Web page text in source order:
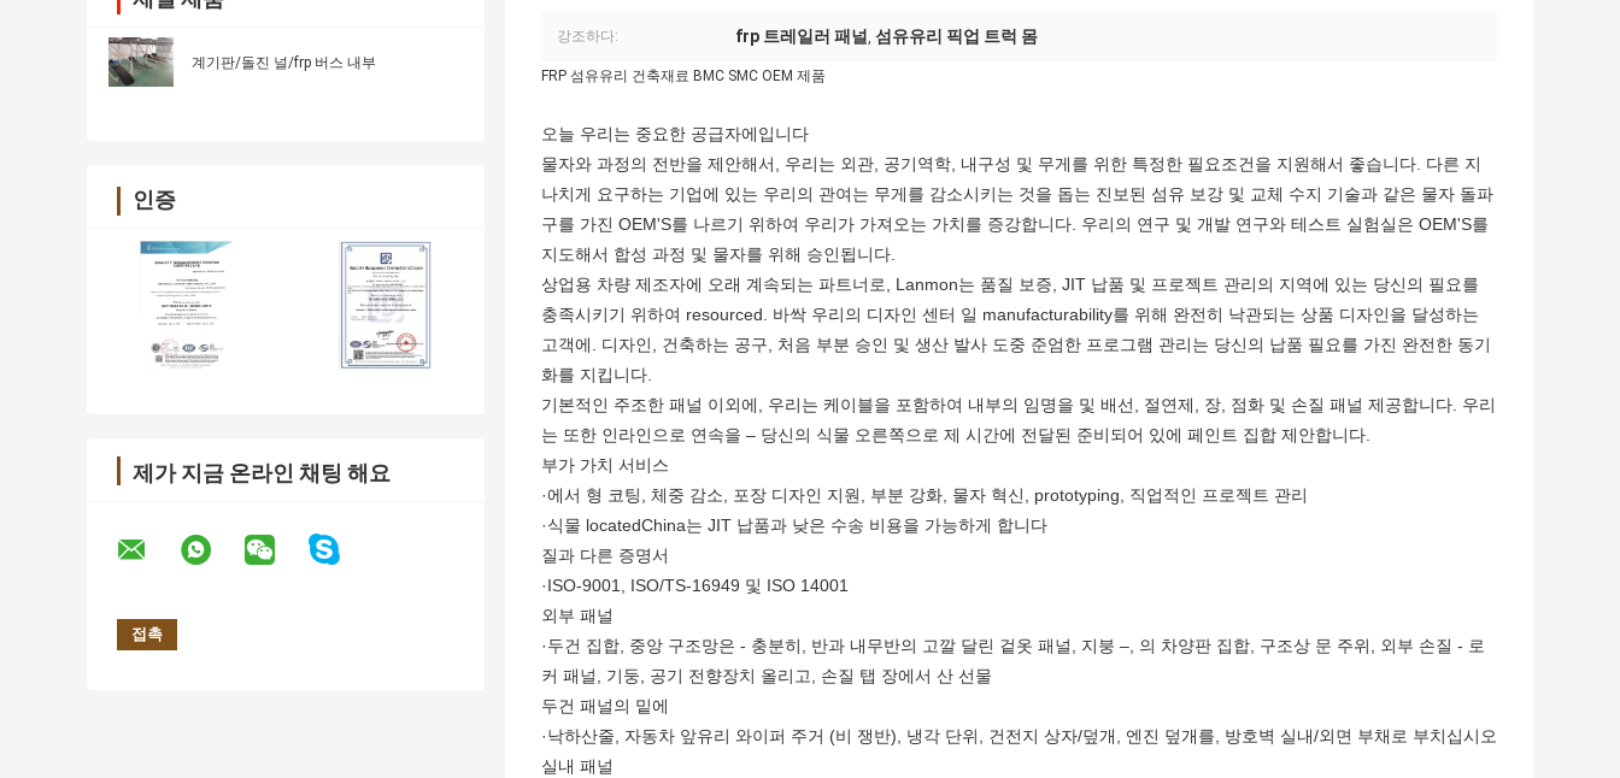
계기판/돌진 널/frp 버스 내부
인증
제가 지금 온라인 채팅 해요
강조하다: frp 트레일러 패널, 섬유유리 픽업 트럭 몸
FRP 섬유유리 건축재료 BMC SMC OEM 제품
오늘 우리는 중요한 공급자에입니다
물자와 과정의 전반을 제안해서, 우리는 외관, 공기역학, 내구성 및 무게를 위한 특정한 필요조건을 지원해서 좋습니다. 다른 지
나치게 요구하는 기업에 있는 우리의 관여는 무게를 감소시키는 것을 돕는 진보된 섬유 보강 및 교체 수지 기술과 같은 물자 돌파
구를 가진 OEM'S를 나르기 위하여 우리가 가져오는 가치를 증강합니다. 우리의 연구 및 개발 연구와 테스트 실험실은 OEM'S를
지도해서 합성 과정 및 물자를 위해 승인됩니다.
상업용 차량 제조자에 오래 계속되는 파트너로, Lanmon는 품질 보증, JIT 납품 및 프로젝트 관리의 지역에 있는 당신의 필요를
충족시키기 위하여 resourced. 바싹 우리의 디자인 센터 일 manufacturability를 위해 완전히 낙관되는 상품 디자인을 달성하는
고객에. 디자인, 건축하는 공구, 처음 부분 승인 및 생산 발사 도중 준엄한 프로그램 관리는 당신의 납품 필요를 가진 완전한 동기
화를 지킵니다.
기본적인 주조한 패널 이외에, 우리는 케이블을 포함하여 내부의 임명을 및 배선, 절연제, 장, 점화 및 손질 패널 제공합니다. 우리
는 또한 인라인으로 연속을 – 당신의 식물 오른쪽으로 제 시간에 전달된 준비되어 있에 페인트 집합 제안합니다.
부가 가치 서비스
·에서 형 코팅, 체중 감소, 포장 디자인 지원, 부분 강화, 물자 혁신, prototyping, 직업적인 프로젝트 관리
·식물 locatedChina는 JIT 납품과 낮은 수송 비용을 가능하게 합니다
질과 다른 증명서
·ISO-9001, ISO/TS-16949 및 ISO 14001
외부 패널
·두건 집합, 중앙 구조망은 - 충분히, 반과 내무반의 고깔 달린 겉옷 패널, 지붕 –, 의 차양판 집합, 구조상 문 주위, 외부 손질 - 로
커 패널, 기둥, 공기 전향장치 올리고, 손질 탭 장에서 산 선물
두건 패널의 밑에
·낙하산줄, 자동차 앞유리 와이퍼 주거 (비 쟁반), 냉각 단위, 건전지 상자/덮개, 엔진 덮개를, 방호벽 실내/외면 부채로 부치십시오
실내 패널